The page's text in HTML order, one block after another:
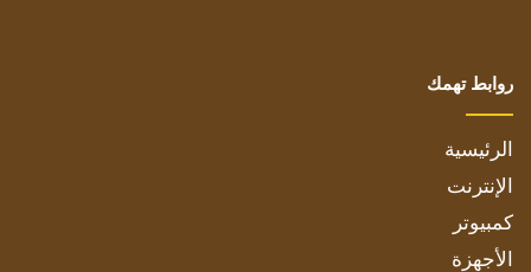
روابط تهمك
الرئيسية
الإنترنت
كمبيوتر
الأجهزة